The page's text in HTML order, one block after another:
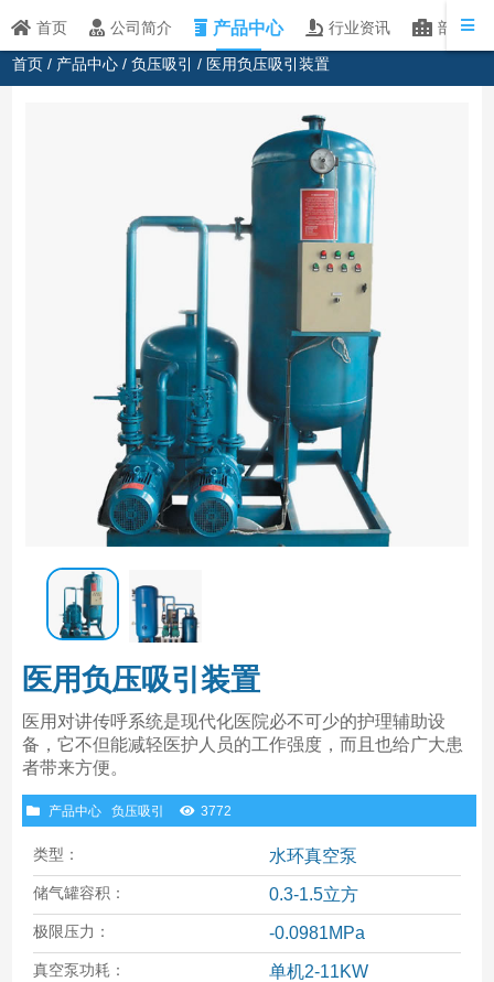
首页 公司简介 产品中心 行业资讯 部分客
首页 / 产品中心 /负压吸引 / 医用负压吸引装置
医用负压吸引装置
医用对讲传呼系统是现代化医院必不可少的护理辅助设
备，它不但能减轻医护人员的工作强度，而且也给广大患
者带来方便。
产品中心 负压吸引 3772
类型： 水环真空泵
储气罐容积： 0.3-1.5立方
极限压力： -0.0981MPa
真空泵功耗： 单机2-11KW